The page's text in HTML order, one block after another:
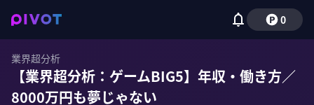
0
業界超分析
【業界超分析：ゲームBIG5】年収・働き方／
8000万円も夢じゃない